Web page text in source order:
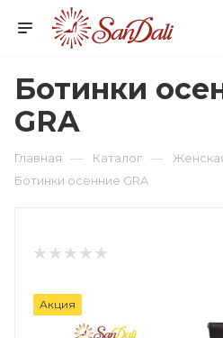
Ботинки
GRA
Главная — Каталог —
Ботинки осенние GRA
Акция